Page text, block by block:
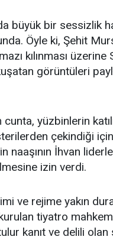
büyük bir sessizlik
Öyle ki, Şehit
kılınması üzerine
görüntüleri
yüzbinlerin
çekindiği
naaşının İhvan
izin verdi.
ve rejime yakın
tiyatro
kanıt ve delili olan